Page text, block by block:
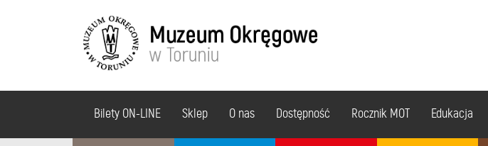
Bilety ON-LINE Sklep O nas Dostępność Rocznik MOT Edukacja